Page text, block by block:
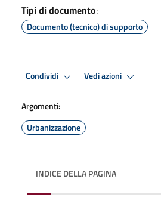
Tipi di documento:
Documento (tecnico) di supporto
Condividi Vedi azioni
Argomenti:
Urbanizzazione
INDICE DELLA PAGINA